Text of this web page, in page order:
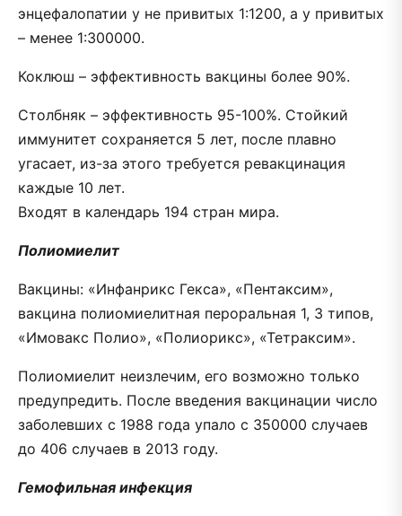
энцефалопатии у не привитых 1:1200, а у привитых
– менее 1:300000.
Коклюш – эффективность вакцины более 90%.
Столбняк – эффективность 95-100%. Стойкий
иммунитет сохраняется 5 лет, после плавно
угасает, из-за этого требуется ревакцинация
каждые 10 лет.
Входят в календарь 194 стран мира.
Полиомиелит
Вакцины: «Инфанрикс Гекса», «Пентаксим»,
вакцина полиомиелитная пероральная 1, 3 типов,
«Имовакс Полио», «Полиорикс», «Тетраксим».
Полиомиелит неизлечим, его возможно только
предупредить. После введения вакцинации число
заболевших с 1988 года упало с 350000 случаев
до 406 случаев в 2013 году.
Гемофильная инфекция